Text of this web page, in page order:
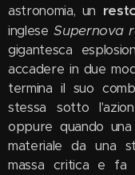
astronomia, un
ingleseSupernova
gigantesca
accadere in due
termina il suo
stessa sotto
oppure quando una
materiale da una
massa critica e fa